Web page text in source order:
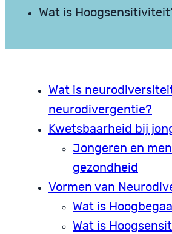
Wat is
Wat is
neurodivergentie?
Kwetsbaarheid bij
Jongeren en
gezondheid
Vormen van
Wat is
Wat is